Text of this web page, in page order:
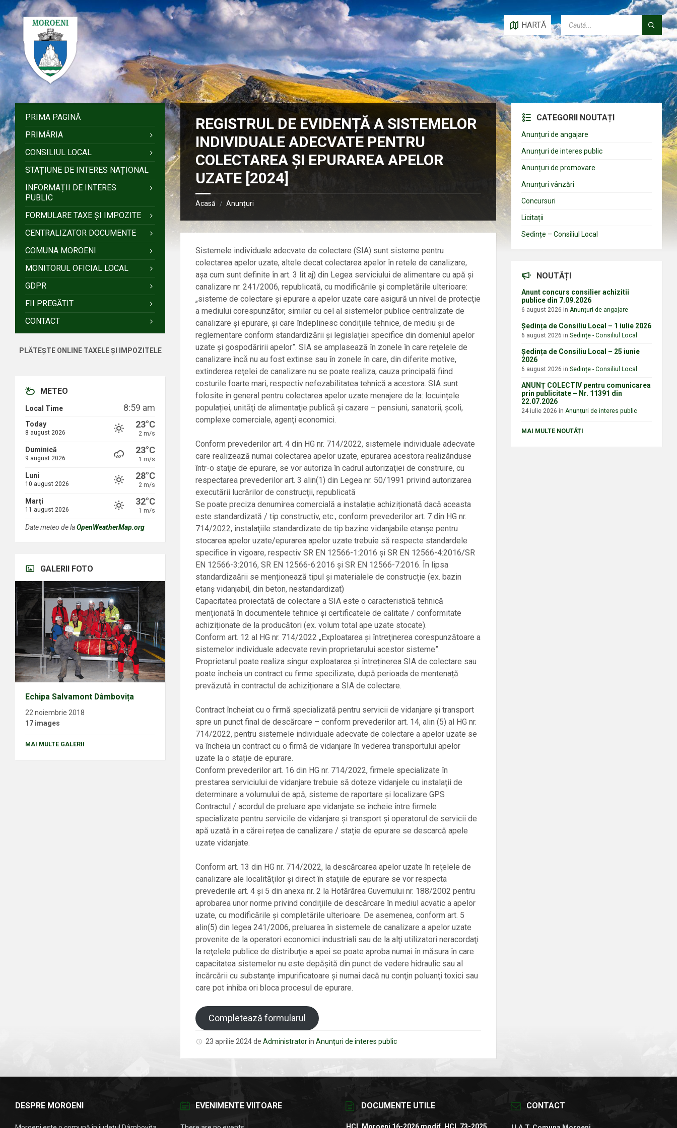
la
conținut
la
bara
laterală
stângă
la
bara
laterală
dreaptă
la
subsol
HARTĂ
REGISTRUL DE EVIDENȚĂ A SISTEMELOR
INDIVIDUALE ADECVATE PENTRU
COLECTAREA ȘI EPURAREA APELOR
UZATE [2024]
Acasă / Anunțuri
Sistemele individuale adecvate de colectare (SIA) sunt sisteme pentru
colectarea apelor uzate, altele decat colectarea apelor în retele de canalizare,
așa cum sunt definite în art. 3 lit aj) din Legea serviciului de alimentare cu apă și
canalizare nr. 241/2006, republicată, cu modificările și completările ulterioare:
„sisteme de colectare şi epurare a apelor uzate care asigură un nivel de protecţie
a mediului corespunzător, similar cu cel al sistemelor publice centralizate de
canalizare şi epurare, şi care îndeplinesc condiţiile tehnice, de mediu şi de
reglementare conform standardizării şi legislaţiei specifice din domeniul apelor
uzate şi gospodăririi apelor”. SIA se amplasează în zonele în care reţelele de
canalizare încǎ nu au fost extinse sau în zonele în care, din diferite motive,
extinderea reţelei de canalizare nu se poate realiza, cauza principală fiind
costurile foarte mari, respectiv nefezabilitatea tehnică a acestora. SIA sunt
folosite în general pentru colectarea apelor uzate menajere de la: locuințele
populației, unitǎţi de alimentaţie publicǎ şi cazare – pensiuni, sanatorii, şcoli,
complexe comerciale, agenţi economici.
Conform prevederilor art. 4 din HG nr. 714/2022, sistemele individuale adecvate
care realizează numai colectarea apelor uzate, epurarea acestora realizânduse
într-o staţie de epurare, se vor autoriza în cadrul autorizaţiei de construire, cu
respectarea prevederilor art. 3 alin(1) din Legea nr. 50/1991 privind autorizarea
executării lucrărilor de construcţii, republicată
Se poate preciza denumirea comercială a instalație achiziționată dacă aceasta
este standardizată / tip constructiv, etc., conform prevederilor art. 7 din HG nr.
714/2022, instalaţiile standardizate de tip bazine vidanjabile etanşe pentru
stocarea apelor uzate/epurarea apelor uzate trebuie să respecte standardele
specifice în vigoare, respectiv SR EN 12566-1:2016 şi SR EN 12566-4:2016/SR
EN 12566-3:2016, SR EN 12566-6:2016 şi SR EN 12566-7:2016. În lipsa
standardizaării se menționează tipul și materialele de construcție (ex. bazin
etanș vidanjabil, din beton, nestandardizat)
Capacitatea proiectată de colectare a SIA este o caracteristică tehnică
menționată în documentele tehnice și certificatele de calitate / conformitate
achiziționate de la producători (ex. volum total ape uzate stocate).
Conform art. 12 al HG nr. 714/2022 „Exploatarea şi întreţinerea corespunzătoare a
sistemelor individuale adecvate revin proprietarului acestor sisteme”.
Proprietarul poate realiza singur exploatarea și întreținerea SIA de colectare sau
poate încheia un contract cu firme specilizate, după perioada de mentenață
prevăzută în contractul de achiziționare a SIA de colectare.
Contract încheiat cu o firmă specializată pentru servicii de vidanjare și transport
spre un punct final de descărcare – conform prevederilor art. 14, alin (5) al HG nr.
714/2022, pentru sistemele individuale adecvate de colectare a apelor uzate se
va încheia un contract cu o firmă de vidanjare în vederea transportului apelor
uzate la o staţie de epurare.
Conform prevederilor art. 16 din HG nr. 714/2022, firmele specializate în
prestarea serviciului de vidanjare trebuie să doteze vidanjele cu instalaţii de
determinare a volumului de apă, sisteme de raportare şi localizare GPS
Contractul / acordul de preluare ape vidanjate se încheie între firmele
specializate pentru servicile de vidanjare și transport și operatorul de servicii de
apă uzată în a cărei rețea de canalizare / stație de epurare se descarcă apele
uzate vidanjate.
Conform art. 13 din HG nr. 714/2022, la descărcarea apelor uzate în reţelele de
canalizare ale localităţilor şi direct în staţiile de epurare se vor respecta
prevederile art. 4 şi 5 din anexa nr. 2 la Hotărârea Guvernului nr. 188/2002 pentru
aprobarea unor norme privind condiţiile de descărcare în mediul acvatic a apelor
uzate, cu modificările şi completările ulterioare. De asemenea, conform art. 5
alin(5) din legea 241/2006, preluarea în sistemele de canalizare a apelor uzate
provenite de la operatori economici industriali sau de la alţi utilizatori neracordaţi
la reţelele publice de distribuţie a apei se poate aproba numai în măsura în care
capacitatea sistemelor nu este depăşită din punct de vedere hidraulic sau al
încărcării cu substanţe impurificatoare şi numai dacă nu conţin poluanţi toxici sau
care pot inhiba ori bloca procesul de epurare.
Completează formularul
23 aprilie 2024deAdministrator înAnunțuri de interes public
PRIMA PAGINĂ
PRIMĂRIA
CONSILIUL LOCAL
STAȚIUNE DE INTERES NAȚIONAL
INFORMAȚII DE INTERES
PUBLIC
FORMULARE TAXE ȘI IMPOZITE
CENTRALIZATOR DOCUMENTE
COMUNA MOROENI
MONITORUL OFICIAL LOCAL
GDPR
FII PREGĂTIT
CONTACT
PLĂTEȘTE ONLINE TAXELE ȘI IMPOZITELE
METEO
Local Time 8:59 am
Today
8 august 2026
23°C
2 m/s
Duminică
9 august 2026
23°C
1 m/s
Luni
10 august 2026
28°C
2 m/s
Marți
11 august 2026
32°C
1 m/s
Date meteo de laOpenWeatherMap.org
GALERII FOTO
Echipa Salvamont Dâmbovița
22 noiembrie 2018
17 images
MAI MULTE GALERII
CATEGORII NOUTAȚI
Anunțuri de angajare
Anunțuri de interes public
Anunțuri de promovare
Anunțuri vânzări
Concursuri
Licitații
Sedințe – Consiliul Local
NOUTĂȚI
Anunt concurs consilier achizitii
publice din 7.09.2026
6 august 2026inAnunțuri de angajare
Ședința de Consiliu Local – 1 iulie 2026
6 august 2026inSedințe - Consiliul Local
Ședința de Consiliu Local – 25 iunie
2026
6 august 2026inSedințe - Consiliul Local
ANUNȚ COLECTIV pentru comunicarea
prin publicitate – Nr. 11391 din
22.07.2026
24 iulie 2026inAnunțuri de interes public
MAI MULTE NOUTĂȚI
DESPRE MOROENI EVENIMENTE VIITOARE DOCUMENTE UTILE CONTACT